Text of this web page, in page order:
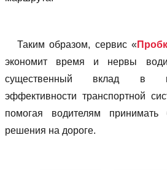
Таким образом, сервис «
экономит время и нервы
существенный вклад в
эффективности транспортной
помогая водителям принимать
решения на дороге.